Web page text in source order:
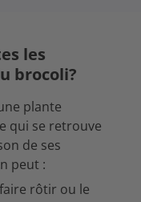
les
brocoli?
plante
qui se retrouve
de ses
peut :
rôtir ou le